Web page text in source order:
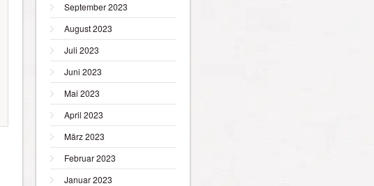
September 2023
August 2023
Juli 2023
Juni 2023
Mai 2023
April 2023
März 2023
Februar 2023
Januar 2023